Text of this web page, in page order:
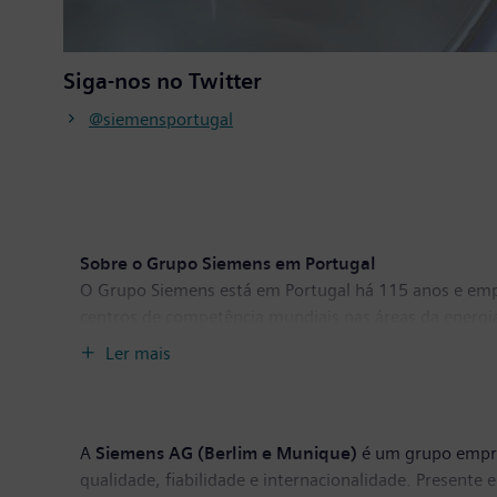
Siga-nos no Twitter
@siemensportugal
Sobre o Grupo Siemens em Portugal
O Grupo Siemens está em Portugal há 115 anos e
in Portugal para os cinco continentes. Para mais
Ler mais
A Siemens AG (Berlim e Munique) é um grupo
qualidade, fiabilidade e internacionalidade.